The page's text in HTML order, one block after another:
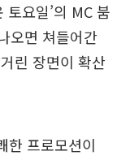
요일’의 MC 붐
오면 쳐들어간
린 장면이 확산
한 프로모션이